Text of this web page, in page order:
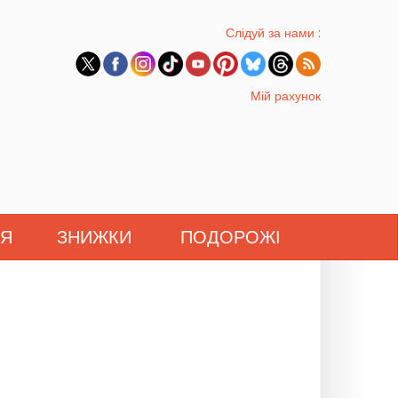
Слідуй за нами :
Мій рахунок
ЗНИЖКИ ПОДОРОЖІ